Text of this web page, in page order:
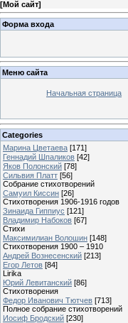
[Мой сайт]
Форма входа
Меню сайта
Начальная страница
Categories
Марина Цветаева [171]
Геннадий Шпаликов [42]
Яков Полонский [78]
Сильвия Платт [56]
Собрание стихотворений
Самуил Киссин [26]
Стихотворения 1906-1916 годов
Зинаида Гиппиус [121]
Владимир Набоков [67]
Стихи
Максимилиан Волошин [148]
Стихотворения 1900 – 1910
Андрей Вознесенский [213]
Егор Летов [84]
Lirika
Юрий Левитанский [86]
Стихотворения
Федор Иванович Тютчев [713]
Полное собрание стихотворений
Иосиф Бродский [230]